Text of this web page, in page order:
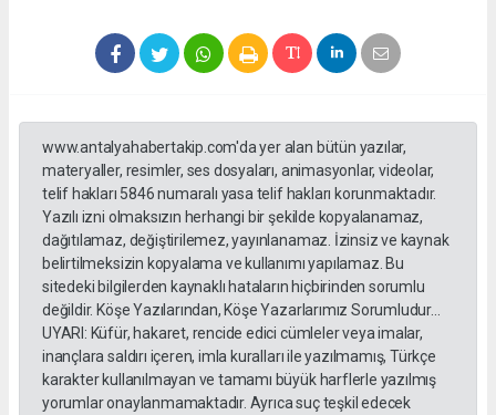
www.antalyahabertakip.com'da yer alan bütün yazılar,
materyaller, resimler, ses dosyaları, animasyonlar, videolar,
telif hakları 5846 numaralı yasa telif hakları korunmaktadır.
Yazılı izni olmaksızın herhangi bir şekilde kopyalanamaz,
dağıtılamaz, değiştirilemez, yayınlanamaz. İzinsiz ve kaynak
belirtilmeksizin kopyalama ve kullanımı yapılamaz. Bu
sitedeki bilgilerden kaynaklı hataların hiçbirinden sorumlu
değildir. Köşe Yazılarından, Köşe Yazarlarımız Sorumludur...
UYARI: Küfür, hakaret, rencide edici cümleler veya imalar,
inançlara saldırı içeren, imla kuralları ile yazılmamış, Türkçe
karakter kullanılmayan ve tamamı büyük harflerle yazılmış
yorumlar onaylanmamaktadır. Ayrıca suç teşkil edecek